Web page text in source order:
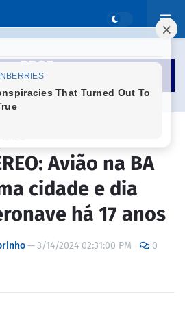
Avião na BA
cidade e dia
há 17 anos
—3/14/2024 02:31:00 PM 0